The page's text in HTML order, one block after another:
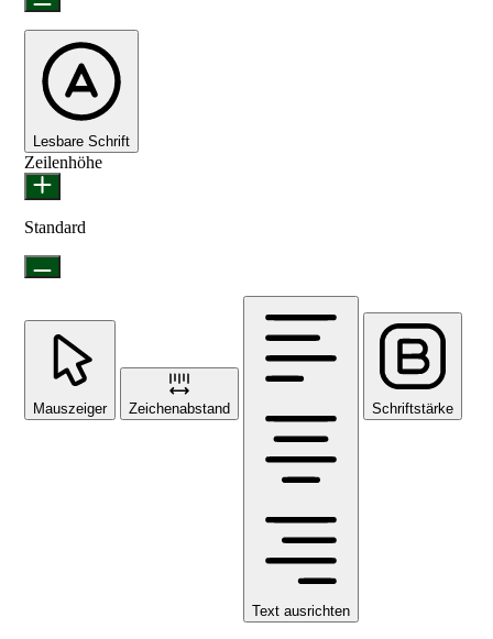
Lesbare Schrift
Zeilenhöhe
Standard
Mauszeiger Zeichenabstand
Text ausrichten
Schriftstärke